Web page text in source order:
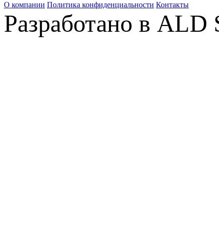
О компании Политика конфиденциальности Контакты
Разработано в ALD